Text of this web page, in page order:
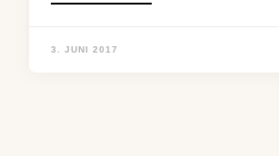
3. JUNI 2017